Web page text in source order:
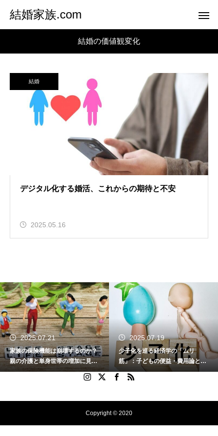
結婚家族.com
結婚の価値観変化
結婚
デジタル化する婚活、これからの期待と不安
2025.05.16
2025.07.21
家族の保険機能は崩壊するのか？
親の介護と単身世帯の増加に見る
家族の変容と社会の課題
2025.07.19
少子化を巡る経済学の「ムリ
筋」：子どもの便益・費用論と家
族の変容を問う
Copyright © 2020